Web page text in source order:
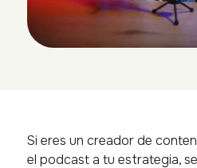
Si eres un creador de
el podcast a tu estrategia,